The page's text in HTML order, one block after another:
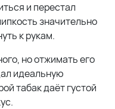
и перестал
значительно
к рукам.
но отжимать его
идеальную
табак даёт густой